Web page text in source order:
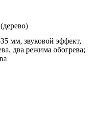
мм, звуковой эффект,
два режима обогрева;